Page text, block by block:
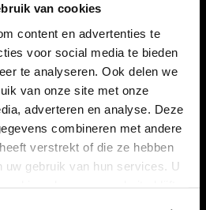
van cookies
content en advertenties te
voor social media te bieden
te analyseren. Ook delen we
van onze site met onze
adverteren en analyse. Deze
combineren met andere
verstrekt of die ze hebben
uw gebruik van hun services. U